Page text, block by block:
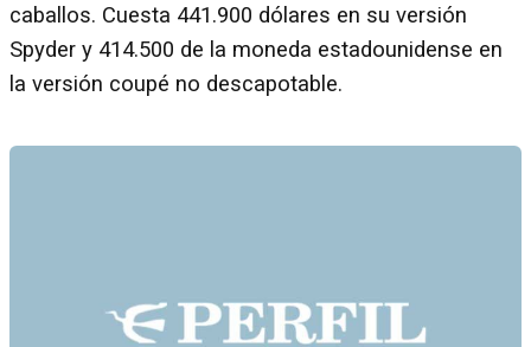
caballos. Cuesta 441.900 dólares en su versión
Spyder y 414.500 de la moneda estadounidense en
la versión coupé no descapotable.